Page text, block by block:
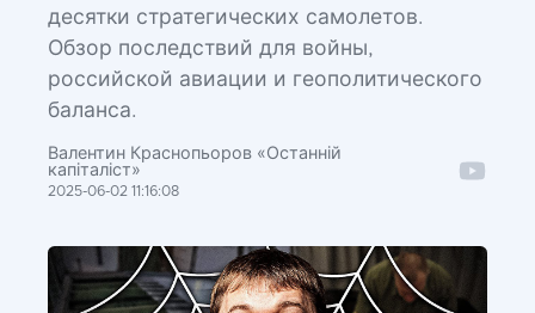
десятки стратегических самолетов.
Обзор последствий для войны,
российской авиации и геополитического
баланса.
Валентин Краснопьоров «Останній
капіталіст»
2025-06-02 11:16:08